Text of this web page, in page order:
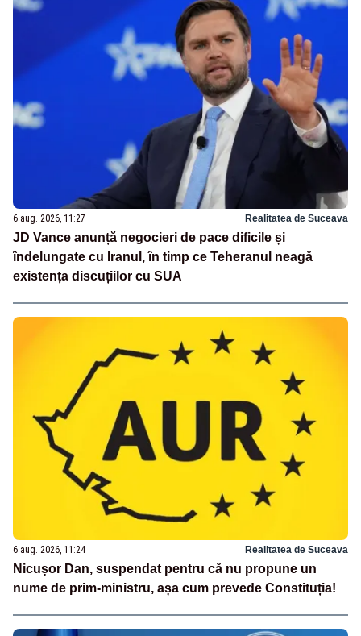
6 aug. 2026, 11:27 Realitatea de Suceava
JD Vance anunță negocieri de pace dificile și
îndelungate cu Iranul, în timp ce Teheranul neagă
existența discuțiilor cu SUA
6 aug. 2026, 11:24 Realitatea de Suceava
Nicușor Dan, suspendat pentru că nu propune un
nume de prim-ministru, așa cum prevede Constituția!